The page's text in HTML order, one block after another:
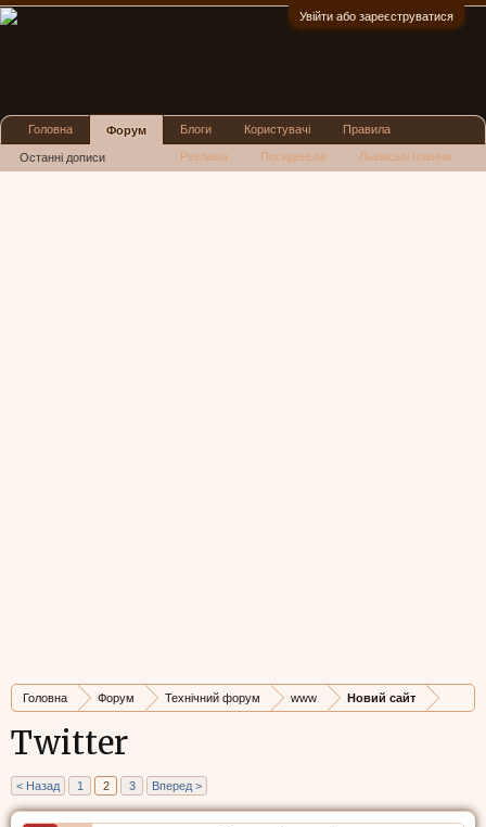
Увійти або зареєструватися
Головна Форум Технічний форум www Новий сайт
Twitter
< Назад 1 2 3 Вперед >
Головна Форум
Останні дописи
Блоги Користувачі Правила
Реклама Посиденьки Львівські новини